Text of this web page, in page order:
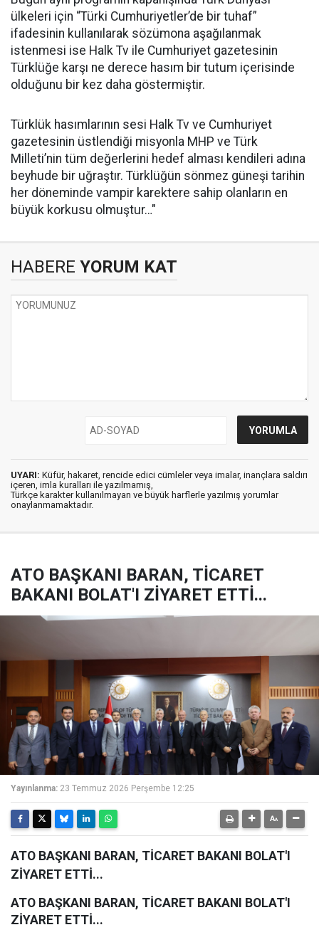
ülkeleri için “Türki Cumhuriyetler’de bir tuhaf”
ifadesinin kullanılarak sözümona aşağılanmak
istenmesi ise Halk Tv ile Cumhuriyet gazetesinin
Türklüğe karşı ne derece hasım bir tutum içerisinde
olduğunu bir kez daha göstermiştir.
Türklük hasımlarının sesi Halk Tv ve Cumhuriyet
gazetesinin üstlendiği misyonla MHP ve Türk
Milleti’nin tüm değerlerini hedef alması kendileri adına
beyhude bir uğraştır. Türklüğün sönmez güneşi tarihin
her döneminde vampir karektere sahip olanların en
büyük korkusu olmuştur…"
HABERE YORUM KAT
UYARI: Küfür, hakaret, rencide edici cümleler veya imalar, inançlara saldırı
içeren, imla kuralları ile yazılmamış,
Türkçe karakter kullanılmayan ve büyük harflerle yazılmış yorumlar
onaylanmamaktadır.
ATO BAŞKANI BARAN, TİCARET
BAKANI BOLAT'I ZİYARET ETTİ...
Yayınlanma: 23 Temmuz 2026 Perşembe 12:25
ATO BAŞKANI BARAN, TİCARET BAKANI BOLAT'I
ZİYARET ETTİ...
ATO BAŞKANI BARAN, TİCARET BAKANI BOLAT'I
ZİYARET ETTİ...